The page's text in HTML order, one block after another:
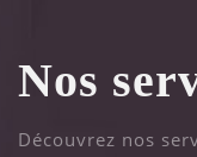
Nos
Découvrez nos